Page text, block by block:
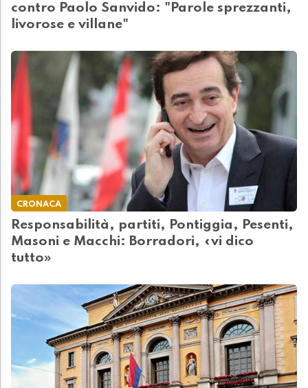
contro Paolo Sanvido: "Parole sprezzanti,
livorose e villane"
CRONACA
Responsabilità, partiti, Pontiggia, Pesenti,
Masoni e Macchi: Borradori, «vi dico
tutto»